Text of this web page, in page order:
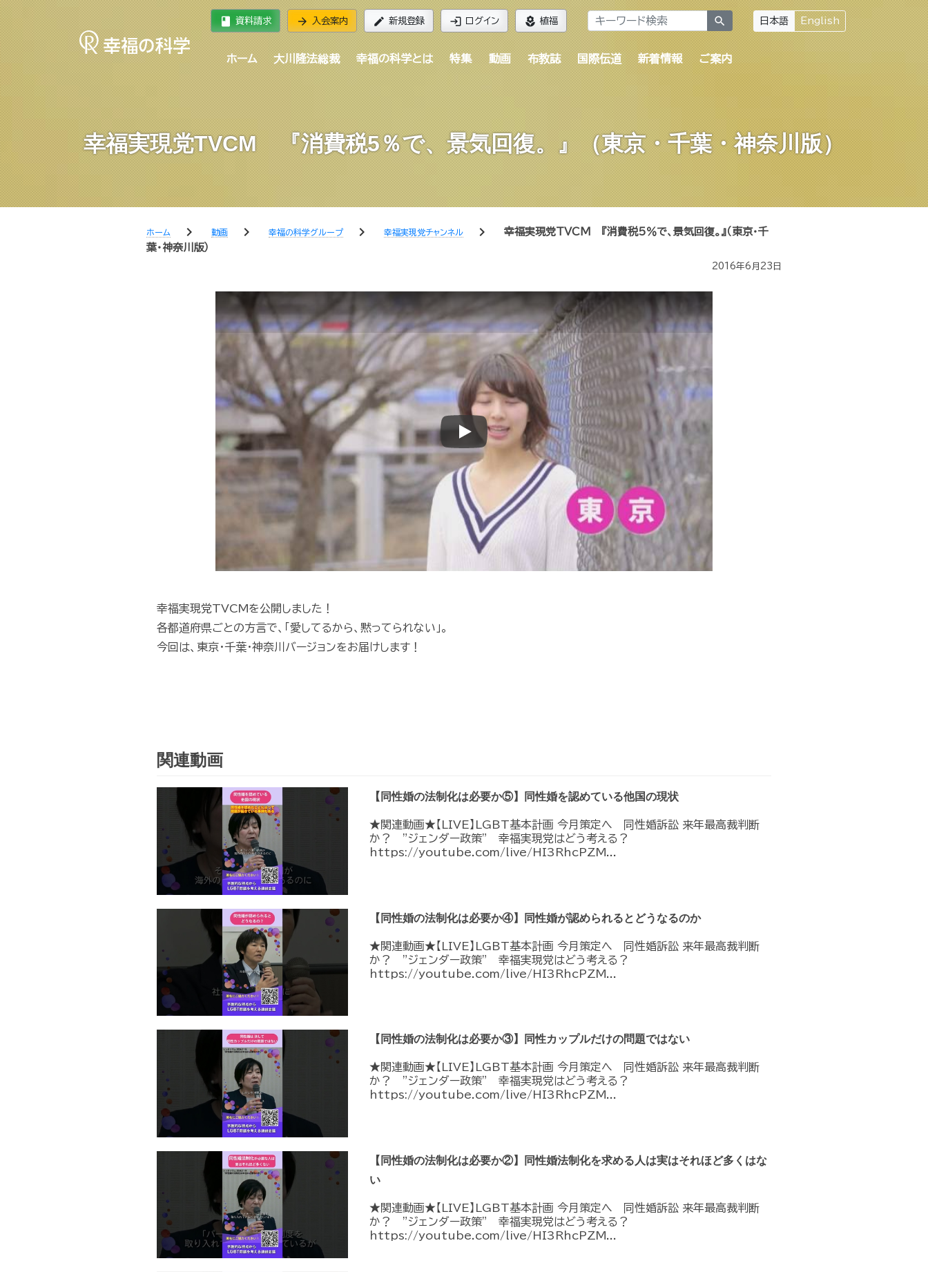
book 資料請求 arrow_forward 入会案内 edit 新規登録 login ログイン local_florist 植福 search 日本語 English
ホーム 大川隆法総裁 幸福の科学とは 特集 動画 布教誌 国際伝道 新着情報 ご案内
幸福実現党TVCM 『消費税5％で、景気回復。』（東京・千葉・神奈川版）
ホーム chevron_right 動画 chevron_right 幸福の科学グループ chevron_right 幸福実現党チャンネル chevron_right
幸福実現党TVCM 『消費税5％で、景気回復。』（東京・千
葉・神奈川版）
2016年6月23日
Play
幸福実現党TVCMを公開しました！
各都道府県ごとの方言で、「愛してるから、黙ってられない」。
今回は、東京・千葉・神奈川バージョンをお届けします！
関連動画
【同性婚の法制化は必要か⑤】同性婚を認めている他国の現状
★関連動画★【LIVE】LGBT基本計画 今月策定へ 同性婚訴訟 来年最高裁判断
か？ ”ジェンダー政策” 幸福実現党はどう考える？
https://youtube.com/live/HI3RhcPZM...
【同性婚の法制化は必要か④】同性婚が認められるとどうなるのか
★関連動画★【LIVE】LGBT基本計画 今月策定へ 同性婚訴訟 来年最高裁判断
か？ ”ジェンダー政策” 幸福実現党はどう考える？
https://youtube.com/live/HI3RhcPZM...
【同性婚の法制化は必要か③】同性カップルだけの問題ではない
★関連動画★【LIVE】LGBT基本計画 今月策定へ 同性婚訴訟 来年最高裁判断
か？ ”ジェンダー政策” 幸福実現党はどう考える？
https://youtube.com/live/HI3RhcPZM...
【同性婚の法制化は必要か②】同性婚法制化を求める人は実はそれほど多くはな
い
★関連動画★【LIVE】LGBT基本計画 今月策定へ 同性婚訴訟 来年最高裁判断
か？ ”ジェンダー政策” 幸福実現党はどう考える？
https://youtube.com/live/HI3RhcPZM...